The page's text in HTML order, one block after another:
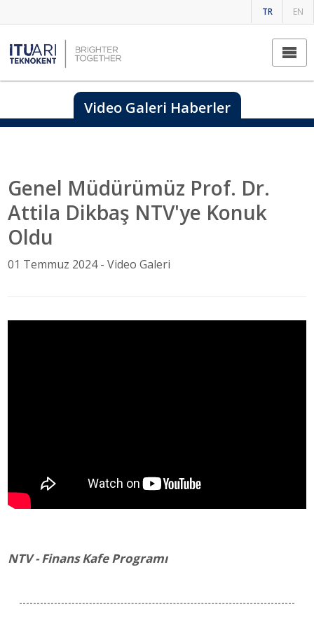
TR EN
Video Galeri Haberler
Genel Müdürümüz Prof. Dr.
Attila Dikbaş NTV'ye Konuk
Oldu
01 Temmuz 2024 -Video Galeri
NTV - Finans Kafe Programı